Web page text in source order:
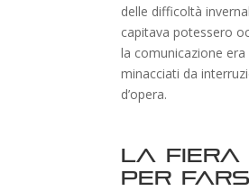
delle difficoltà
capitava potessero
la comunicazione
minacciati da
d’opera.
La fiera
per